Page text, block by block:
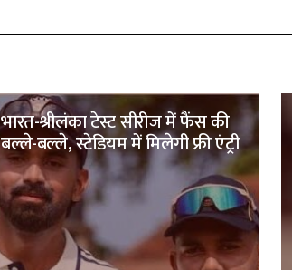
भारत-श्रीलंका टेस्ट सीरीज में फैंस की
बल्ले-बल्ले, स्टेडियम में मिलेगी फ्री एंट्री